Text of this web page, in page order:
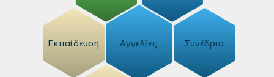
Εκπαίδευση Αγγελίες Συνέδρια